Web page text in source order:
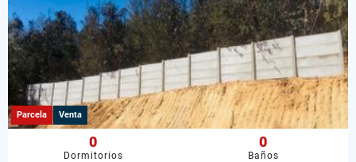
Parcela Venta
0
Dormitorios
0
Baños